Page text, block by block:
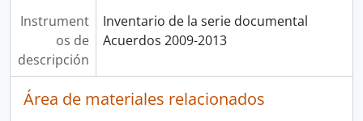
Instrument
os de
descripción
Inventario de la serie documental
Acuerdos 2009-2013
Área de materiales relacionados